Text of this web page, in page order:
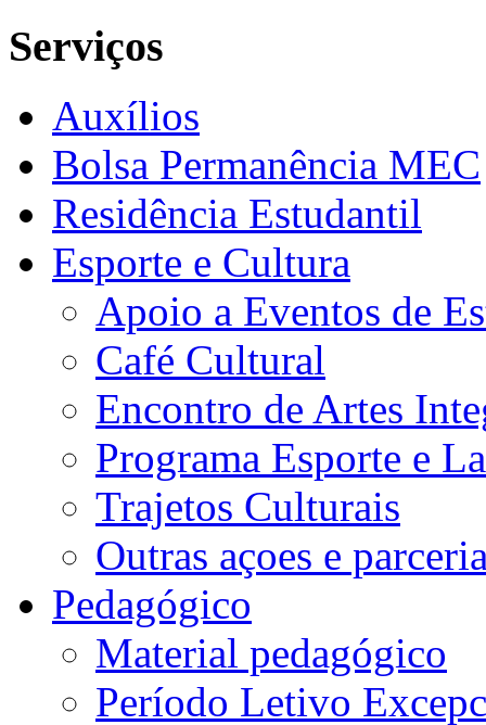
Serviços
Auxílios
Bolsa Permanência MEC
Residência Estudantil
Esporte e Cultura
Apoio a Eventos de
Café Cultural
Encontro de Artes
Programa Esporte e
Trajetos Culturais
Outras açoes e
Pedagógico
Material pedagógico
Período Letivo